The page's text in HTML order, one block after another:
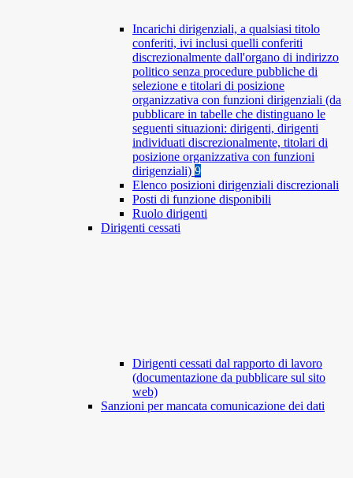
Incarichi dirigenziali, a qualsiasi titolo
conferiti, ivi inclusi quelli conferiti
discrezionalmente dall'organo di indirizzo
politico senza procedure pubbliche di
selezione e titolari di posizione
organizzativa con funzioni dirigenziali (da
pubblicare in tabelle che distinguano le
seguenti situazioni: dirigenti, dirigenti
individuati discrezionalmente, titolari di
posizione organizzativa con funzioni
dirigenziali) 9
Elenco posizioni dirigenziali discrezionali
Posti di funzione disponibili
Ruolo dirigenti
Dirigenti cessati
Dirigenti cessati dal rapporto di lavoro
(documentazione da pubblicare sul sito
web)
Sanzioni per mancata comunicazione dei dati